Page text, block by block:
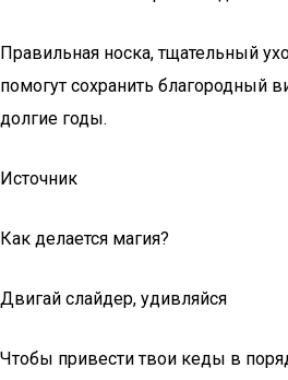
Правильная носка, тщательный
помогут сохранить благородный
долгие годы.
Источник
Как делается магия?
Двигай слайдер, удивляйся
Чтобы привести твои кеды в